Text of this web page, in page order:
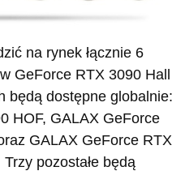
na rynek łącznie 6
GeForce RTX 3090 Hall
będą dostępne globalnie:
HOF, GALAX GeForce
GALAX GeForce RTX
pozostałe będą